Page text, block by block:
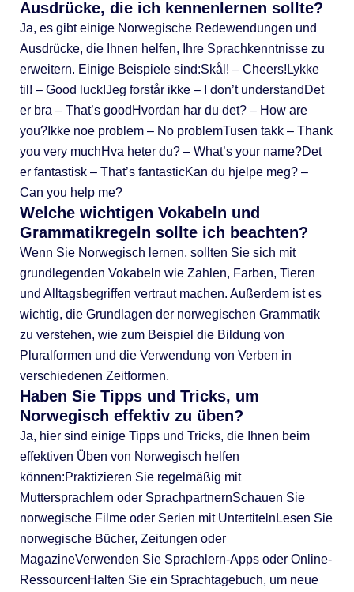
Ausdrücke, die ich kennenlernen sollte?
Ja, es gibt einige Norwegische Redewendungen und
Ausdrücke, die Ihnen helfen, Ihre Sprachkenntnisse zu
erweitern. Einige Beispiele sind:Skål! – Cheers!Lykke
til! – Good luck!Jeg forstår ikke – I don’t understandDet
er bra – That’s goodHvordan har du det? – How are
you?Ikke noe problem – No problemTusen takk – Thank
you very muchHva heter du? – What’s your name?Det
er fantastisk – That’s fantasticKan du hjelpe meg? –
Can you help me?
Welche wichtigen Vokabeln und
Grammatikregeln sollte ich beachten?
Wenn Sie Norwegisch lernen, sollten Sie sich mit
grundlegenden Vokabeln wie Zahlen, Farben, Tieren
und Alltagsbegriffen vertraut machen. Außerdem ist es
wichtig, die Grundlagen der norwegischen Grammatik
zu verstehen, wie zum Beispiel die Bildung von
Pluralformen und die Verwendung von Verben in
verschiedenen Zeitformen.
Haben Sie Tipps und Tricks, um
Norwegisch effektiv zu üben?
Ja, hier sind einige Tipps und Tricks, die Ihnen beim
effektiven Üben von Norwegisch helfen
können:Praktizieren Sie regelmäßig mit
Muttersprachlern oder SprachpartnernSchauen Sie
norwegische Filme oder Serien mit UntertitelnLesen Sie
norwegische Bücher, Zeitungen oder
MagazineVerwenden Sie Sprachlern-Apps oder Online-
RessourcenHalten Sie ein Sprachtagebuch, um neue